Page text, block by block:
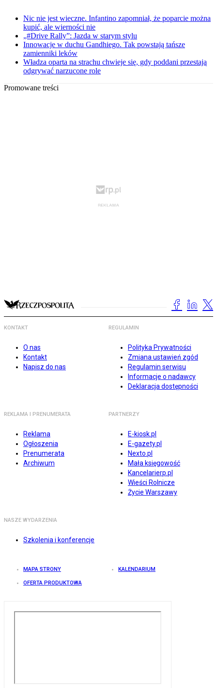
Nic nie jest wieczne. Infantino zapomniał, że poparcie można
kupić, ale wierności nie
„#Drive Rally”: Jazda w starym stylu
Innowacje w duchu Gandhiego. Tak powstają tańsze
zamienniki leków
Władza oparta na strachu chwieje się, gdy poddani przestają
odgrywać narzucone role
Promowane treści
KONTAKT
O nas
Kontakt
Napisz do nas
REGULAMIN
Polityka Prywatności
Zmiana ustawień zgód
Regulamin serwisu
Informacje o nadawcy
Deklaracja dostępności
REKLAMA I PRENUMERATA
Reklama
Ogłoszenia
Prenumerata
Archiwum
PARTNERZY
E-kiosk.pl
E-gazety.pl
Nexto.pl
Mała księgowość
Kancelarierp.pl
Wieści Rolnicze
Życie Warszawy
NASZE WYDARZENIA
Szkolenia i konferencje
MAPA STRONY KALENDARIUM
OFERTA PRODUKTOWA